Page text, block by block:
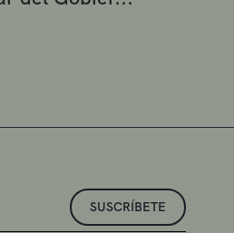
SUSCRÍBETE